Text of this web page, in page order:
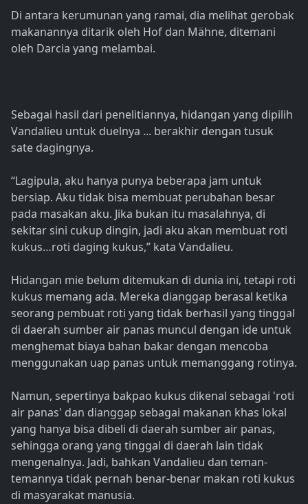
Di antara kerumunan yang ramai, dia melihat gerobak
makanannya ditarik oleh Hof dan Mähne, ditemani
oleh Darcia yang melambai.
Sebagai hasil dari penelitiannya, hidangan yang dipilih
Vandalieu untuk duelnya ... berakhir dengan tusuk
sate dagingnya.
“Lagipula, aku hanya punya beberapa jam untuk
bersiap. Aku tidak bisa membuat perubahan besar
pada masakan aku. Jika bukan itu masalahnya, di
sekitar sini cukup dingin, jadi aku akan membuat roti
kukus…roti daging kukus,” kata Vandalieu.
Hidangan mie belum ditemukan di dunia ini, tetapi roti
kukus memang ada. Mereka dianggap berasal ketika
seorang pembuat roti yang tidak berhasil yang tinggal
di daerah sumber air panas muncul dengan ide untuk
menghemat biaya bahan bakar dengan mencoba
menggunakan uap panas untuk memanggang rotinya.
Namun, sepertinya bakpao kukus dikenal sebagai 'roti
air panas' dan dianggap sebagai makanan khas lokal
yang hanya bisa dibeli di daerah sumber air panas,
sehingga orang yang tinggal di daerah lain tidak
mengenalnya. Jadi, bahkan Vandalieu dan teman-
temannya tidak pernah benar-benar makan roti kukus
di masyarakat manusia.